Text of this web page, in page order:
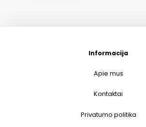
Informacija
Apie mus
Kontaktai
Privatumo politika